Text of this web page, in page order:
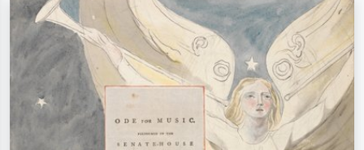
Suchen Sie nach Künstlern, Werktiteln
oder Stilen – z.B. Monet,
Sternennacht, Impressionismus, Welle
Hokusai, Akt.
Beschreiben Sie die Szene – z.B. Grüne
Wiese, Abstrakt mit viel Rot, Dunkles
Ölgemälde, Stehender Akt neben einem
Baum.